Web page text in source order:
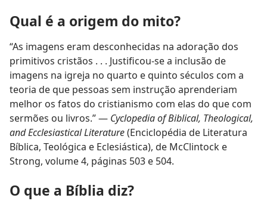
Qual é a origem do mito?
“As imagens eram desconhecidas na adoração dos
primitivos cristãos . . . Justificou-se a inclusão de
imagens na igreja no quarto e quinto séculos com a
teoria de que pessoas sem instrução aprenderiam
melhor os fatos do cristianismo com elas do que com
sermões ou livros.” — Cyclopedia of Biblical, Theological,
and Ecclesiastical Literature(Enciclopédia de Literatura
Bíblica, Teológica e Eclesiástica), de McClintock e
Strong, volume 4, páginas 503 e 504.
O que a Bíblia diz?